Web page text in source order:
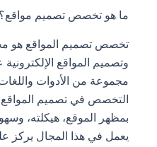
ما هو تخصص تصميم مواقع؟
تخصص تصميم المواقع هو
وتصميم المواقع الإلكترونية
مجموعة من الأدوات واللغات
التخصص في تصميم المواقع
بمظهر الموقع، هيكلته،
يعمل في هذا المجال يركز